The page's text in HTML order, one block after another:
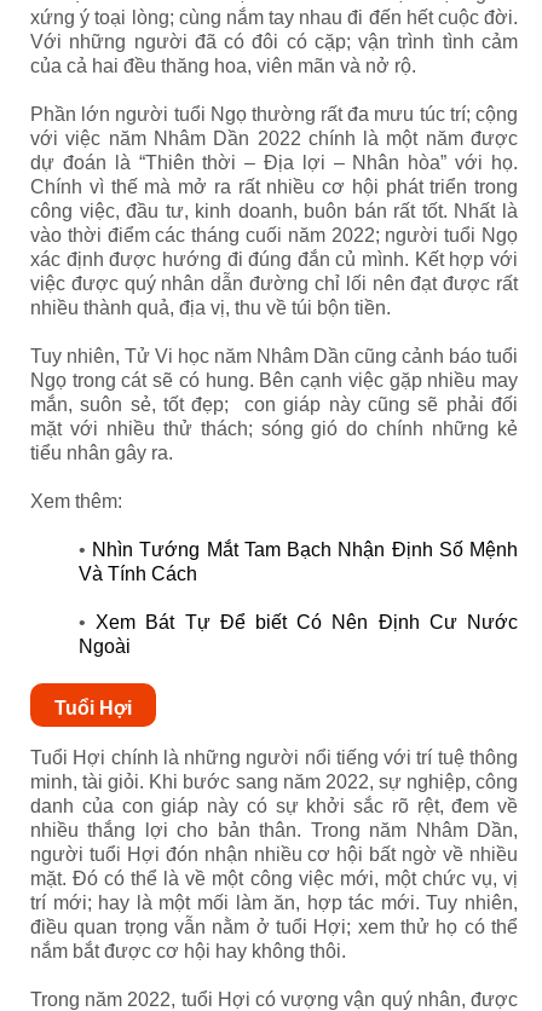
xứng ý toại lòng; cùng nắm tay nhau đi đến hết cuộc đời.
Với những người đã có đôi có cặp; vận trình tình cảm
của cả hai đều thăng hoa, viên mãn và nở rộ.
Phần lớn người tuổi Ngọ thường rất đa mưu túc trí; cộng
với việc năm Nhâm Dần 2022 chính là một năm được
dự đoán là “Thiên thời – Địa lợi – Nhân hòa” với họ.
Chính vì thế mà mở ra rất nhiều cơ hội phát triển trong
công việc, đầu tư, kinh doanh, buôn bán rất tốt. Nhất là
vào thời điểm các tháng cuối năm 2022; người tuổi Ngọ
xác định được hướng đi đúng đắn củ mình. Kết hợp với
việc được quý nhân dẫn đường chỉ lối nên đạt được rất
nhiều thành quả, địa vị, thu về túi bộn tiền.
Tuy nhiên, Tử Vi học năm Nhâm Dần cũng cảnh báo tuổi
Ngọ trong cát sẽ có hung. Bên cạnh việc gặp nhiều may
mắn, suôn sẻ, tốt đẹp; con giáp này cũng sẽ phải đối
mặt với nhiều thử thách; sóng gió do chính những kẻ
tiểu nhân gây ra.
Xem thêm:
• Nhìn Tướng Mắt Tam Bạch Nhận Định Số Mệnh
Và Tính Cách
• Xem Bát Tự Để biết Có Nên Định Cư Nước
Ngoài
Tuổi Hợi
Tuổi Hợi chính là những người nổi tiếng với trí tuệ thông
minh, tài giỏi. Khi bước sang năm 2022, sự nghiệp, công
danh của con giáp này có sự khởi sắc rõ rệt, đem về
nhiều thắng lợi cho bản thân. Trong năm Nhâm Dần,
người tuổi Hợi đón nhận nhiều cơ hội bất ngờ về nhiều
mặt. Đó có thể là về một công việc mới, một chức vụ, vị
trí mới; hay là một mối làm ăn, hợp tác mới. Tuy nhiên,
điều quan trọng vẫn nằm ở tuổi Hợi; xem thử họ có thể
nắm bắt được cơ hội hay không thôi.
Trong năm 2022, tuổi Hợi có vượng vận quý nhân, được